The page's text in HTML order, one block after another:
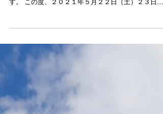
す。 この度、２０２１年５月２２日（土）２３日
意により住宅完成見学会を開催させて頂きます。同
に弊社が設計した住宅、店舗などのパ...